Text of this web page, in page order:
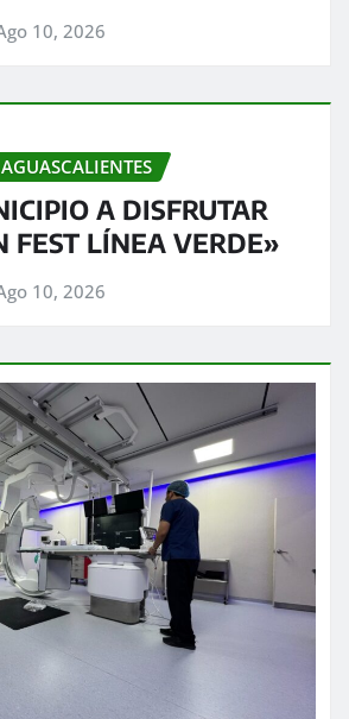
10, 2026
A DISFRUTAR
FEST LÍNEA VERDE»
10, 2026